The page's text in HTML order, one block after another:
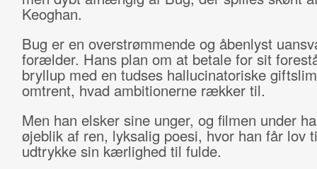
Keoghan.
Bug er en overstrømmende og åbenlyst
forælder. Hans plan om at betale for sit
bryllup med en tudses hallucinatoriske
omtrent, hvad ambitionerne rækker til.
Men han elsker sine unger, og filmen under
øjeblik af ren, lyksalig poesi, hvor han får lov
udtrykke sin kærlighed til fulde.